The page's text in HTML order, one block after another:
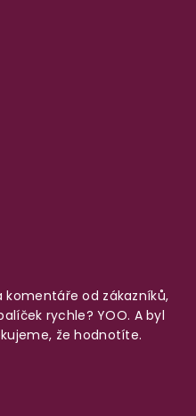
od zákazníků,
rychle? YOO. A byl
že hodnotíte.